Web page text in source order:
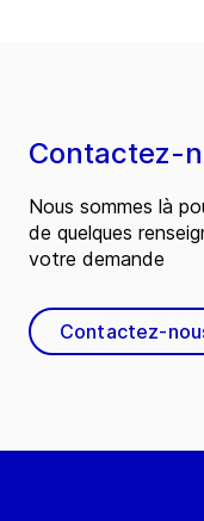
Contactez-
Nous sommes là
de quelques
votre demande
Contactez-